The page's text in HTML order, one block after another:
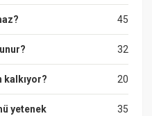
45
32
20
35
yetenek